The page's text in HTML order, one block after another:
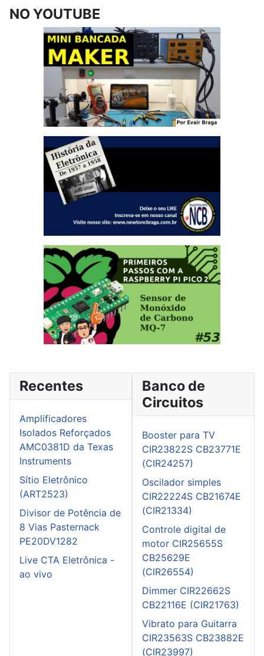
NO YOUTUBE
Recentes
Amplificadores
Isolados Reforçados
AMC0381D da Texas
Instruments
Sítio Eletrônico
(ART2523)
Divisor de Potência de
8 Vias Pasternack
PE20DV1282
Live CTA Eletrônica -
ao vivo
Banco de
Circuitos
Booster para TV
CIR23822S CB23771E
(CIR24257)
Oscilador simples
CIR22224S CB21674E
(CIR21334)
Controle digital de
motor CIR25655S
CB25629E
(CIR26554)
Dimmer CIR22662S
CB22116E (CIR21763)
Vibrato para Guitarra
CIR23563S CB23882E
(CIR23997)